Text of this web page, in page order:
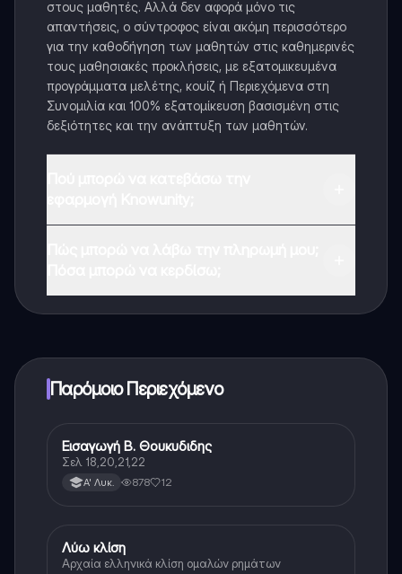
στους μαθητές. Αλλά δεν αφορά μόνο τις
απαντήσεις, ο σύντροφος είναι ακόμη περισσότερο
για την καθοδήγηση των μαθητών στις καθημερινές
τους μαθησιακές προκλήσεις, με εξατομικευμένα
προγράμματα μελέτης, κουίζ ή Περιεχόμενα στη
Συνομιλία και 100% εξατομίκευση βασισμένη στις
δεξιότητες και την ανάπτυξη των μαθητών.
Παρόμοιο Περιεχόμενο
Αρχαία Ελληνικά
Εισαγωγή Β. Θουκυδιδης
Σελ 18,20,21,22
Α' Λυκ. 878 12
Αρχαία Ελληνικά
Λύω κλίση
Αρχαία ελληνικά κλίση ομαλών ρημάτων